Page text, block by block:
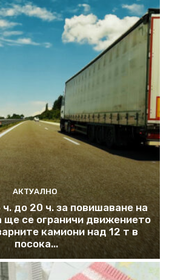
АКТУАЛНО
до 20 ч. за повишаване на
ще се ограничи движението
камиони над 12 т в
посока...